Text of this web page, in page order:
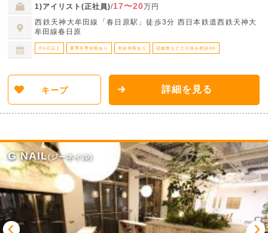
1)アイリスト(正社員)/17〜20万円
西鉄天神大牟田線「春日原駅」徒歩3分 西日本鉄道西鉄天神大
牟田線春日原
月6日以上 夏季冬季休暇あり 有給休暇あり 冠婚祭など土日休み相談OK
キープ 詳細を見る
G NAIL(ジーネイル)